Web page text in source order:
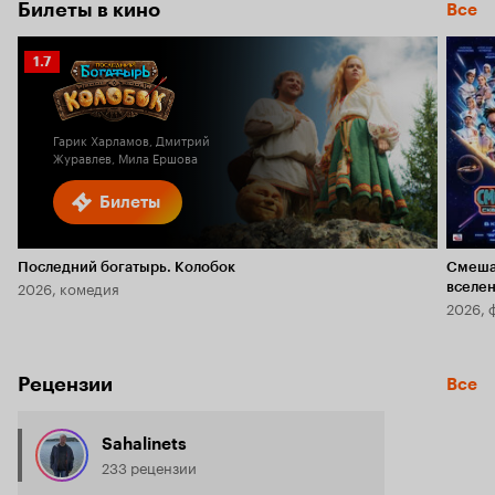
Билеты в кино Все
Билеты
Рейтинг
Кинопоиска
1.7
Гарик Харламов, Дмитрий
Журавлев, Мила Ершова
Последний богатырь. Колобок
2026, комедия
2026,
Рецензии Все
Sahalinets
233 рецензии